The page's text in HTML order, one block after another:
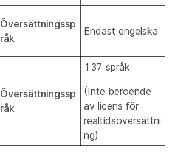
Översättningssp
råk
Endast engelska
Översättningssp
råk
137 språk
(Inte beroende
av licens för
realtidsöversättni
ng)